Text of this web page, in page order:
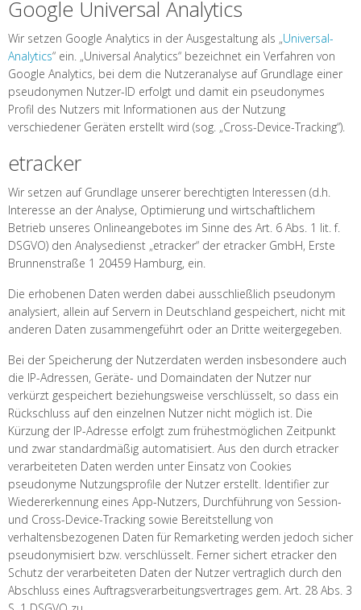
Google Universal Analytics
Wir setzen Google Analytics in der Ausgestaltung als „Universal-
Analytics“ ein. „Universal Analytics“ bezeichnet ein Verfahren von
Google Analytics, bei dem die Nutzeranalyse auf Grundlage einer
pseudonymen Nutzer-ID erfolgt und damit ein pseudonymes
Profil des Nutzers mit Informationen aus der Nutzung
verschiedener Geräten erstellt wird (sog. „Cross-Device-Tracking“).
etracker
Wir setzen auf Grundlage unserer berechtigten Interessen (d.h.
Interesse an der Analyse, Optimierung und wirtschaftlichem
Betrieb unseres Onlineangebotes im Sinne des Art. 6 Abs. 1 lit. f.
DSGVO) den Analysedienst „etracker“ der etracker GmbH, Erste
Brunnenstraße 1 20459 Hamburg, ein.
Die erhobenen Daten werden dabei ausschließlich pseudonym
analysiert, allein auf Servern in Deutschland gespeichert, nicht mit
anderen Daten zusammengeführt oder an Dritte weitergegeben.
Bei der Speicherung der Nutzerdaten werden insbesondere auch
die IP-Adressen, Geräte- und Domaindaten der Nutzer nur
verkürzt gespeichert beziehungsweise verschlüsselt, so dass ein
Rückschluss auf den einzelnen Nutzer nicht möglich ist. Die
Kürzung der IP-Adresse erfolgt zum frühestmöglichen Zeitpunkt
und zwar standardmäßig automatisiert. Aus den durch etracker
verarbeiteten Daten werden unter Einsatz von Cookies
pseudonyme Nutzungsprofile der Nutzer erstellt. Identifier zur
Wiedererkennung eines App-Nutzers, Durchführung von Session-
und Cross-Device-Tracking sowie Bereitstellung von
verhaltensbezogenen Daten für Remarketing werden jedoch sicher
pseudonymisiert bzw. verschlüsselt. Ferner sichert etracker den
Schutz der verarbeiteten Daten der Nutzer vertraglich durch den
Abschluss eines Auftragsverarbeitungsvertrages gem. Art. 28 Abs. 3